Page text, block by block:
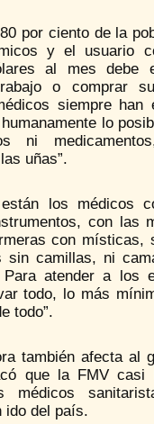
por ciento de la
y el usuario
al mes debe
o comprar
siempre han
lo
ni
uñas”.
los médicos
con las
con místicas,
sin camillas, ni
atender a los
todo, lo más
todo”.
también afecta al
que la FMV casi
médicos
ido del país.